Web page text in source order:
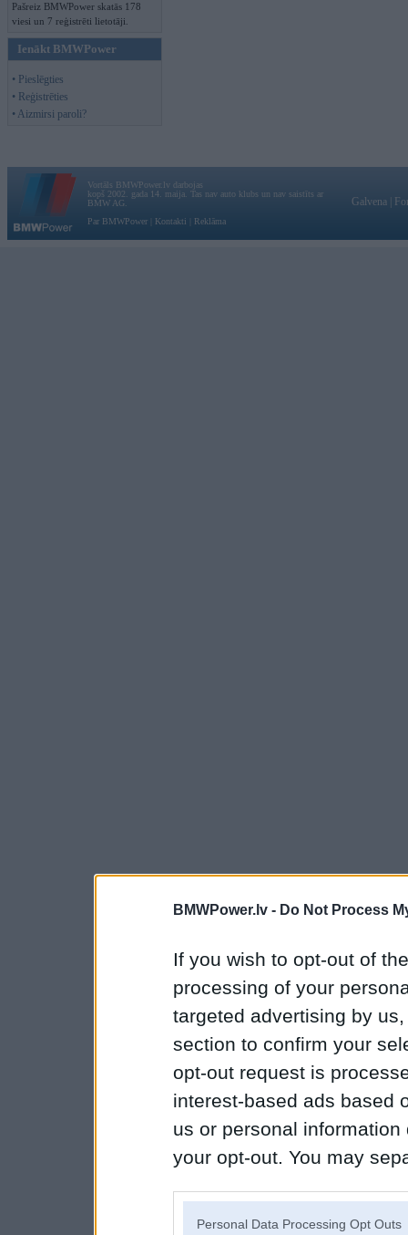
BMWPower.lv - Do Not Process
If you wish to opt-out of
processing of your
targeted advertising by
section to confirm your
opt-out request is
interest-based ads based
us or personal
your opt-out. You may
Personal Data Processing Opt Outs
Pašreiz BMWPower skatās 178
viesi un 7 reģistrēti lietotāji.
Ienākt BMWPower
• Pieslēgties
• Reģistrēties
• Aizmirsi paroli?
Vortāls BMWPower.lv darbojas
kopš 2002. gada 14. maija. Tas nav auto klubs un nav saistīts ar
BMW AG.
Par BMWPower
Kontakti Reklāma
Galvena